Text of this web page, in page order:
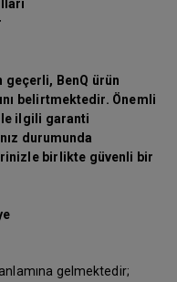
geçerli, BenQ ürün
belirtmektedir. Önemli
ilgili garanti
durumunda
birlikte güvenli bir
gelmektedir;